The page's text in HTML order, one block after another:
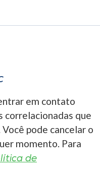
em contato
correlacionadas que
pode cancelar o
momento. Para
de